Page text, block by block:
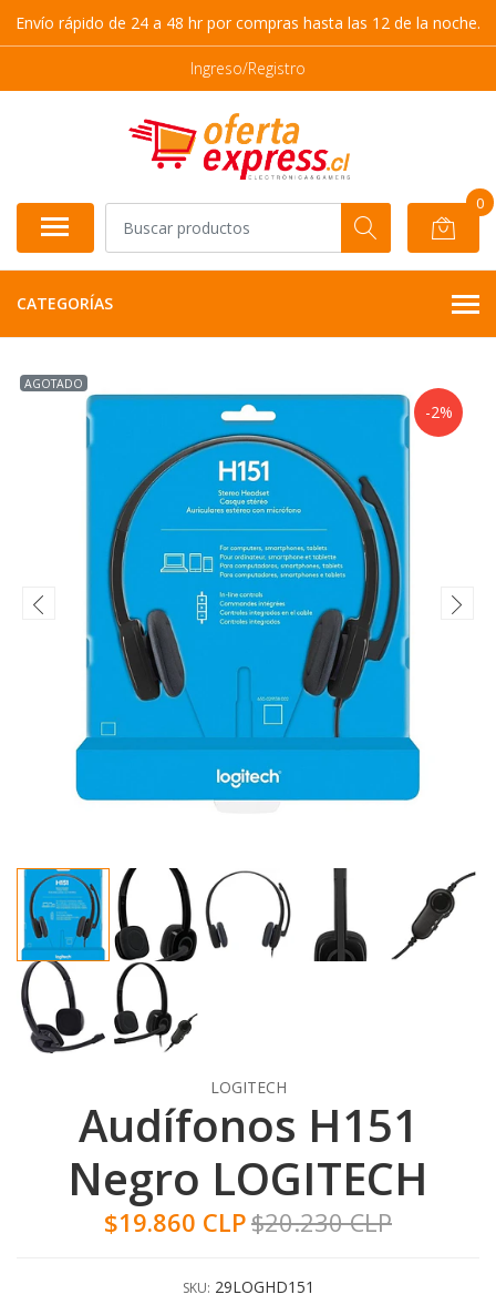
Envío rápido de 24 a 48 hr por compras hasta las 12 de la noche.
Ingreso/Registro
0
CATEGORÍAS
AGOTADO
-2%
LOGITECH
Audífonos H151
Negro LOGITECH
$19.860 CLP$20.230 CLP
SKU: 29LOGHD151